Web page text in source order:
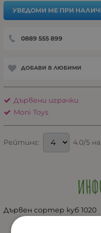
УВЕДОМИ МЕ ПРИ
0889 555 899
ДОБАВИ В ЛЮБИМИ
Дървени играчки
Moni Toys
Рейтинг: 4.0/5
Дървен сортер куб 1020